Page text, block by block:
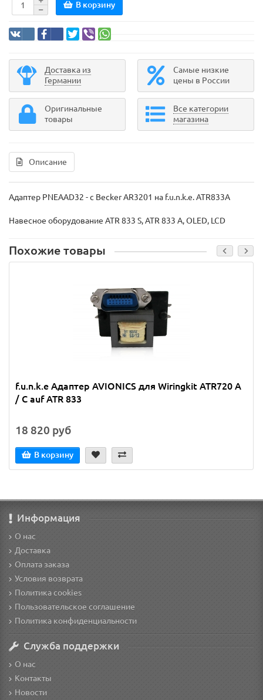
В корзину
Доставка из
Германии
Самые низкие
цены в России
Оригинальные
товары
Все категории
магазина
Описание
Адаптер PNEAAD32 - с Becker AR3201 на f.u.n.k.e. ATR833A
Навесное оборудование ATR 833 S, ATR 833 A, OLED, LCD
Похожие товары
f.u.n.k.e Адаптер AVIONICS для Wiringkit ATR720 A
/ C auf ATR 833
18 820 руб
В корзину
Информация
О нас
Доставка
Оплата заказа
Условия возврата
Политика cookies
Пользовательское соглашение
Политика конфиденциальности
Служба поддержки
О нас
Контакты
Новости